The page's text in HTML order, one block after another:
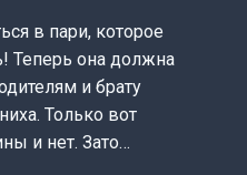
в пари, которое
Теперь она должна
и брату
Только вот
и нет. Зато…